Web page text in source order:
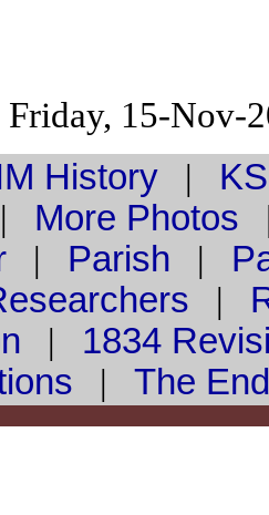
15-Nov-
History|
More Photos
| Parish |
|
| 1834
| The End